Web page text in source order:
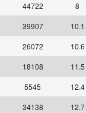
44722 8
39907 10.1
26072 10.6
18108 11.5
5545 12.4
34138 12.7